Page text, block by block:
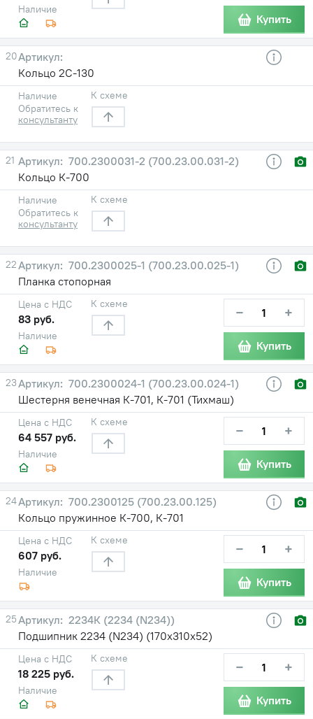
Наличие
Купить
20
Кольцо 2С-130
Наличие
Обратитесь к
консультанту
К схеме
21
700.2300031-2 (700.23.00.031-2)
Кольцо К-700
Наличие
Обратитесь к
консультанту
К схеме
22
700.2300025-1 (700.23.00.025-1)
Планка стопорная
Наличие
Цена с НДС
83 руб.
К схеме − +
Купить
23
700.2300024-1 (700.23.00.024-1)
Шестерня венечная К-701, К-701 (Тихмаш)
Наличие
Цена с НДС
64 557 руб.
К схеме − +
Купить
24
700.2300125 (700.23.00.125)
Кольцо пружинное К-700, К-701
Наличие
Цена с НДС
607 руб.
К схеме − +
Купить
25
2234К (2234 (N234))
Подшипник 2234 (N234) (170х310х52)
Наличие
Цена с НДС
18 225 руб.
К схеме − +
Купить